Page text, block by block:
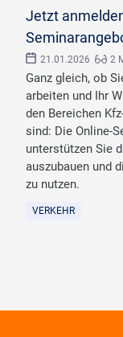
Jetzt
21.01.2026 2
Ganz gleich, ob
arbeiten und Ihr
den Bereichen
sind: Die Online-
unterstützen Sie
auszubauen und
zu nutzen.
VERKEHR